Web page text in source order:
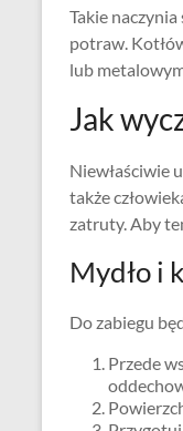
Takie
potraw.
lub
Jak
Niewłaściwie
także
zatruty. Aby
Mydło i
Do zabiegu
Przede